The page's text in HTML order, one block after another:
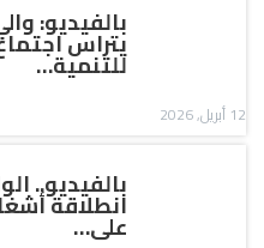
بالفيديو:
يتراس
للتنمية…
12 أبريل, 2026
بالفيديو..
انطلاقة
على…